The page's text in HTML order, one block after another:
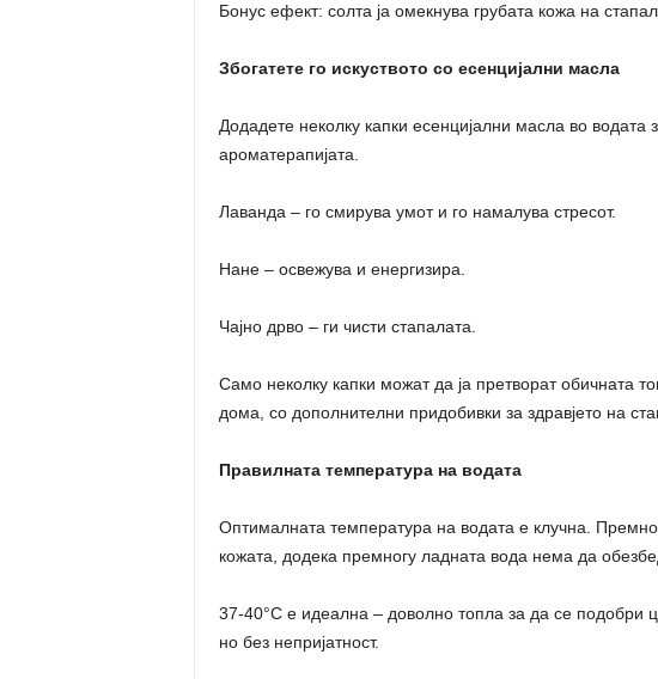
Бонус ефект: солта ја омекнува грубата кожа на
Збогатете го искуството со есенцијални масла
Додадете неколку капки есенцијални масла во водата
ароматерапијата.
Лаванда – го смирува умот и го намалува стресот.
Нане – освежува и енергизира.
Чајно дрво – ги чисти стапалата.
Само неколку капки можат да ја претворат обичната
дома, со дополнителни придобивки за здравјето на
Правилната температура на водата
Оптималната температура на водата е клучна.
кожата, додека премногу ладната вода нема да
37-40°C е идеална – доволно топла за да се подобри
но без непријатност.